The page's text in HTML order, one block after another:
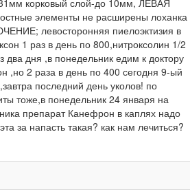
корковый слой-до 10мм, ЛЕВАЯ
элементы не расширены лоханка
левосторонняя пиелоэктизия в
1 раз в день по 800,нитроксолин 1/2
дня ,в понедельник едим к доктору
,но 2 раза в день по 400 сегодня 9-ый
последний день уколов! по
тоже,в понедельник 24 января на
препарат Канефрон в каплях надо
за напасть такая? как нам лечиться?